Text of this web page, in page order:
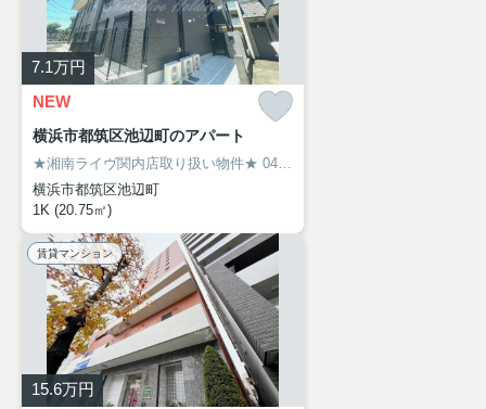
7.1万円
NEW
横浜市都筑区池辺町のアパート
★湘南ライヴ関内店取り扱い物件★ 045-319-6094
横浜市都筑区池辺町
1K (20.75㎡)
賃貸マンション
15.6万円